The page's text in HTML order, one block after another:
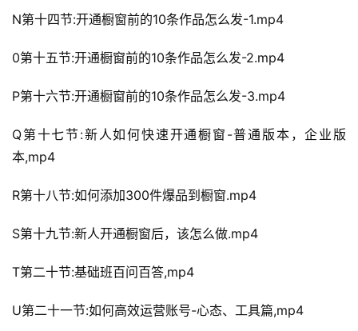
N第十四节:开通橱窗前的10条作品怎么发-1.mp4
0第十五节:开通橱窗前的10条作品怎么发-2.mp4
P第十六节:开通橱窗前的10条作品怎么发-3.mp4
Q第十七节:新人如何快速开通橱窗-普通版本，企业版
本,mp4
R第十八节:如何添加300件爆品到橱窗.mp4
S第十九节:新人开通橱窗后，该怎么做.mp4
T第二十节:基础班百问百答,mp4
U第二十一节:如何高效运营账号-心态、工具篇,mp4